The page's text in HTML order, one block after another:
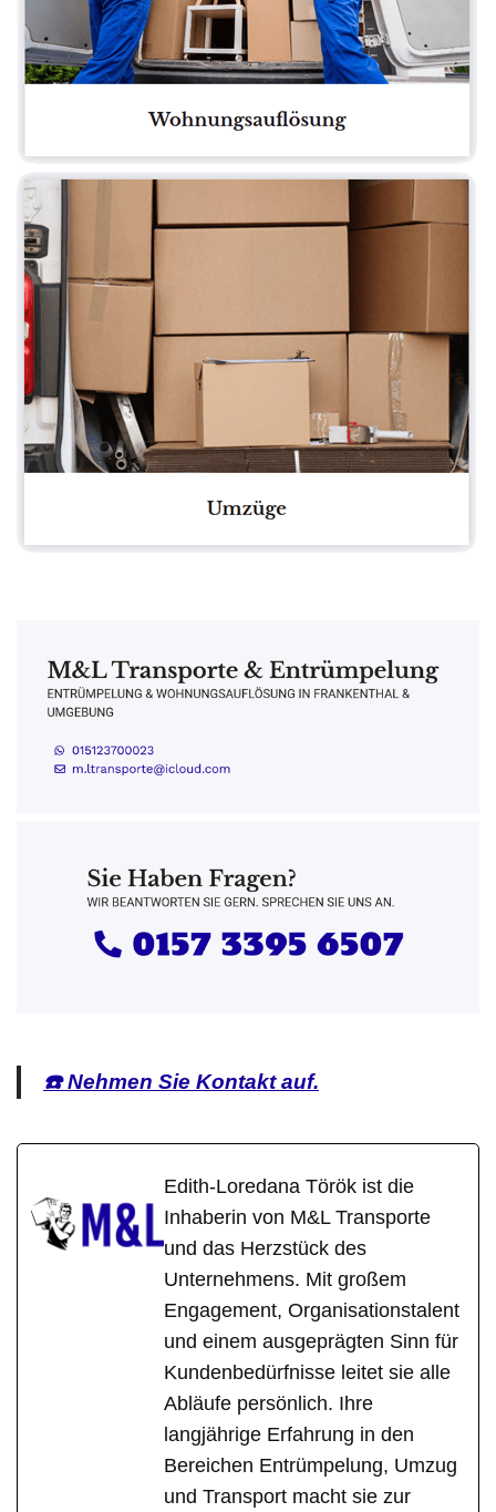
☎️ Nehmen Sie Kontakt auf.
Edith-Loredana Török ist die
Inhaberin von M&L Transporte
und das Herzstück des
Unternehmens. Mit großem
Engagement, Organisationstalent
und einem ausgeprägten Sinn für
Kundenbedürfnisse leitet sie alle
Abläufe persönlich. Ihre
langjährige Erfahrung in den
Bereichen Entrümpelung, Umzug
und Transport macht sie zur